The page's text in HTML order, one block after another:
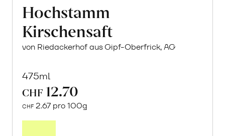
Hochstamm
Kirschensaft
von Riedackerhof aus Gipf-Oberfrick, AG
475ml
CHF 12.70
CHF 2.67 pro 100g